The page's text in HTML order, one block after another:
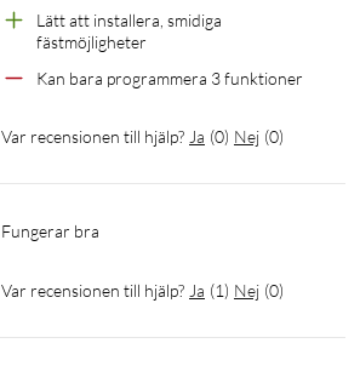
Lätt att installera, smidiga
fästmöjligheter
Kan bara programmera 3 funktioner
Var recensionen till hjälp? Ja (0) Nej (0)
Fungerar bra
Var recensionen till hjälp? Ja (1) Nej (0)